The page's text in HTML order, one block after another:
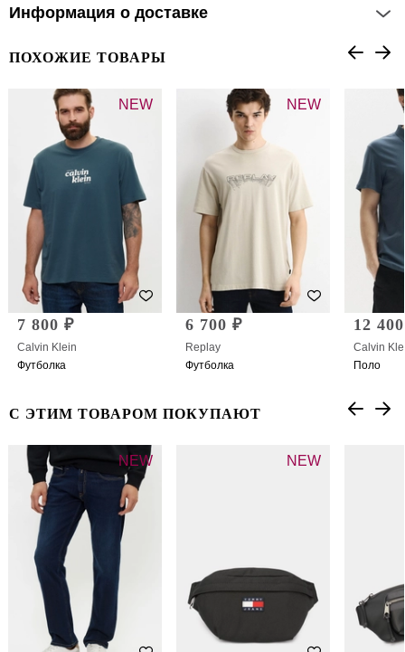
Информация о доставке
ПОХОЖИЕ ТОВАРЫ
NEW
7 800 ₽
Calvin Klein
Футболка
NEW
6 700 ₽
Replay
Футболка
12
Calvin
Поло
С ЭТИМ ТОВАРОМ ПОКУПАЮТ
NEW NEW